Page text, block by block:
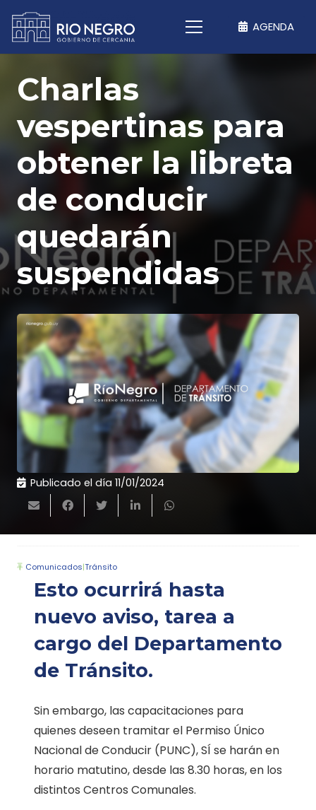
AGENDA
Charlas
vespertinas para
obtener la libreta
de conducir
quedarán
suspendidas
Publicado el día 11/01/2024
Comunicados|Tránsito
Esto ocurrirá hasta
nuevo aviso, tarea a
cargo del Departamento
de Tránsito.
Sin embargo, las capacitaciones para
quienes deseen tramitar el Permiso Único
Nacional de Conducir (PUNC), SÍ se harán en
horario matutino, desde las 8.30 horas, en los
distintos Centros Comunales.